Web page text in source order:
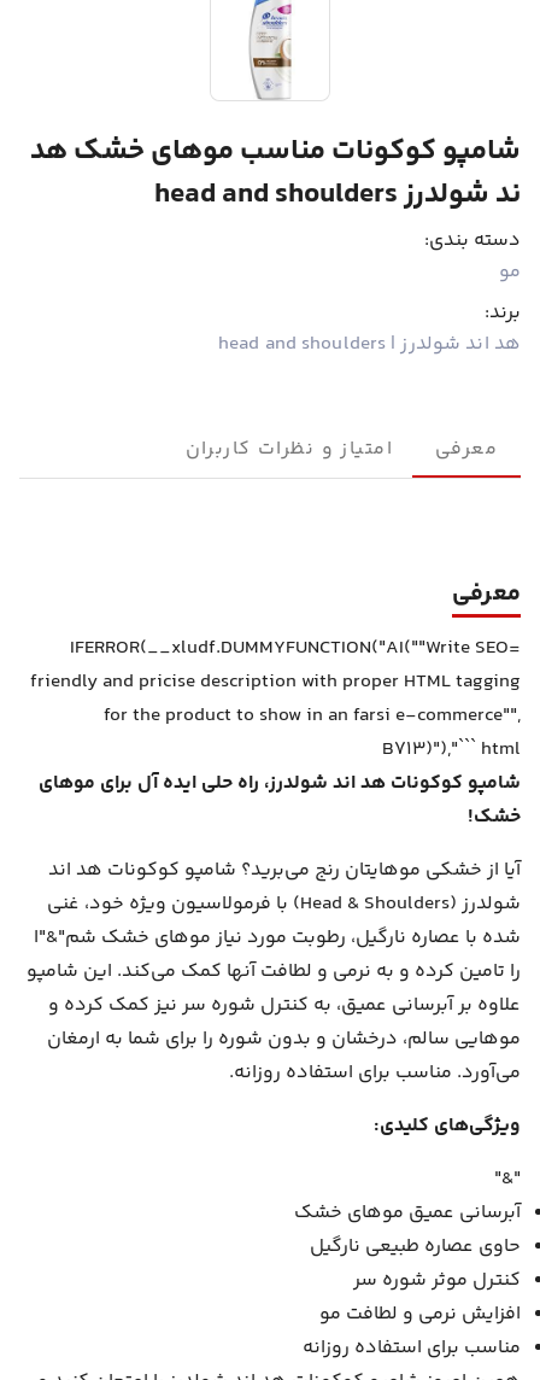
شامپو کوکونات مناسب موهای خشک هد
ند شولدرز head and shoulders
دسته بندی:
مو
برند:
هد اند شولدرز | head and shoulders
معرفی امتیاز و نظرات کاربران
معرفی
=IFERROR(__xludf.DUMMYFUNCTION("AI(""Write SEO
friendly and pricise description with proper HTML tagging
for the product to show in an farsi e-commerce"",
B713)"),"``` html
شامپو کوکونات هد اند شولدرز، راه حلی ایده آل برای موهای
خشک!
آیا از خشکی موهایتان رنج می‌برید؟ شامپو کوکونات هد اند
شولدرز (Head & Shoulders) با فرمولاسیون ویژه خود، غنی
شده با عصاره نارگیل، رطوبت مورد نیاز موهای خشک شم"&"ا
را تامین کرده و به نرمی و لطافت آنها کمک می‌کند. این شامپو
علاوه بر آبرسانی عمیق، به کنترل شوره سر نیز کمک کرده و
موهایی سالم، درخشان و بدون شوره را برای شما به ارمغان
می‌آورد. مناسب برای استفاده روزانه.
ویژگی‌های کلیدی:
"&"
آبرسانی عمیق موهای خشک
حاوی عصاره طبیعی نارگیل
کنترل موثر شوره سر
افزایش نرمی و لطافت مو
مناسب برای استفاده روزانه